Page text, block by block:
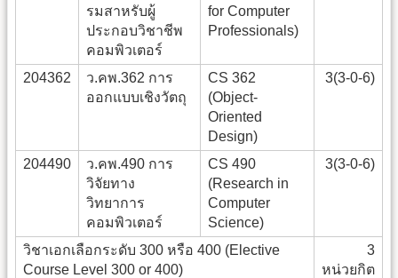
รมสาหรับผู้
ประกอบวิชาชีพ
คอมพิวเตอร์
for Computer
Professionals)
204362
ว.คพ.362 การ
ออกแบบเชิงวัตถุ
CS 362
(Object-
Oriented
Design)
3(3-0-6)
204490
ว.คพ.490 การ
วิจัยทาง
วิทยาการ
คอมพิวเตอร์
CS 490
(Research in
Computer
Science)
3(3-0-6)
วิชาเอกเลือกระดับ 300 หรือ 400 (Elective
Course Level 300 or 400)
3
หน่วยกิต